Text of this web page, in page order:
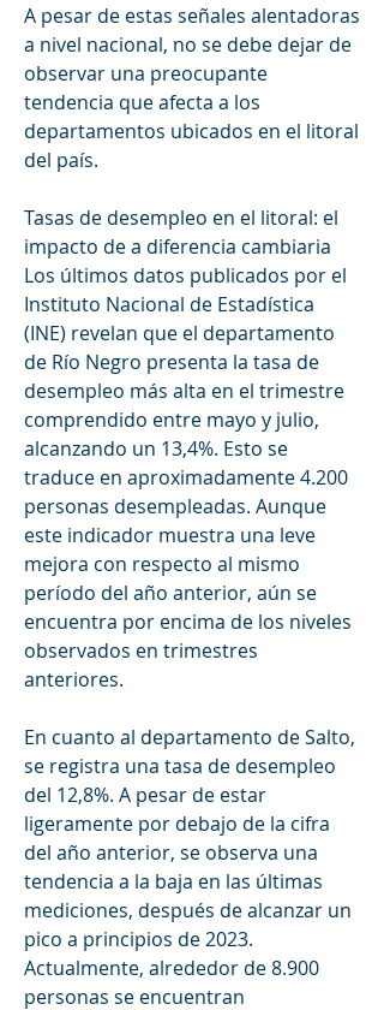
A pesar de estas señales alentadoras
a nivel nacional, no se debe dejar de
observar una preocupante
tendencia que afecta a los
departamentos ubicados en el litoral
del país.
Tasas de desempleo en el litoral: el
impacto de a diferencia cambiaria
Los últimos datos publicados por el
Instituto Nacional de Estadística
(INE) revelan que el departamento
de Río Negro presenta la tasa de
desempleo más alta en el trimestre
comprendido entre mayo y julio,
alcanzando un 13,4%. Esto se
traduce en aproximadamente 4.200
personas desempleadas. Aunque
este indicador muestra una leve
mejora con respecto al mismo
período del año anterior, aún se
encuentra por encima de los niveles
observados en trimestres
anteriores.
En cuanto al departamento de Salto,
se registra una tasa de desempleo
del 12,8%. A pesar de estar
ligeramente por debajo de la cifra
del año anterior, se observa una
tendencia a la baja en las últimas
mediciones, después de alcanzar un
pico a principios de 2023.
Actualmente, alrededor de 8.900
personas se encuentran